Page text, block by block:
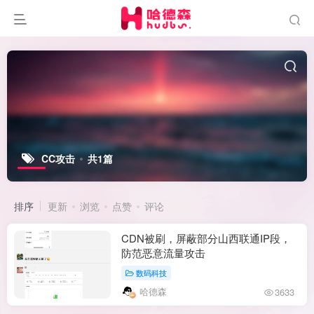
CC攻击 共1篇
排序 更新 浏览 点赞 评论
CDN被刷，屏蔽部分山西联通IP段，
防范恶意流量攻击
数码科技
哈德森 3633